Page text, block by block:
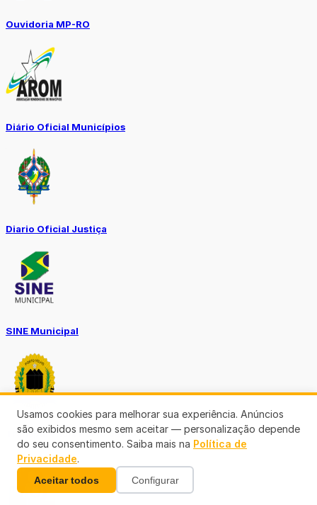
Ouvidoria MP-RO
Diário Oficial Municípios
Diario Oficial Justiça
SINE Municipal
Transparência Porto Velho
Usamos cookies para melhorar sua experiência. Anúncios
são exibidos mesmo sem aceitar — personalização depende
do seu consentimento. Saiba mais na Política de
Privacidade.
Aceitar todos Configurar